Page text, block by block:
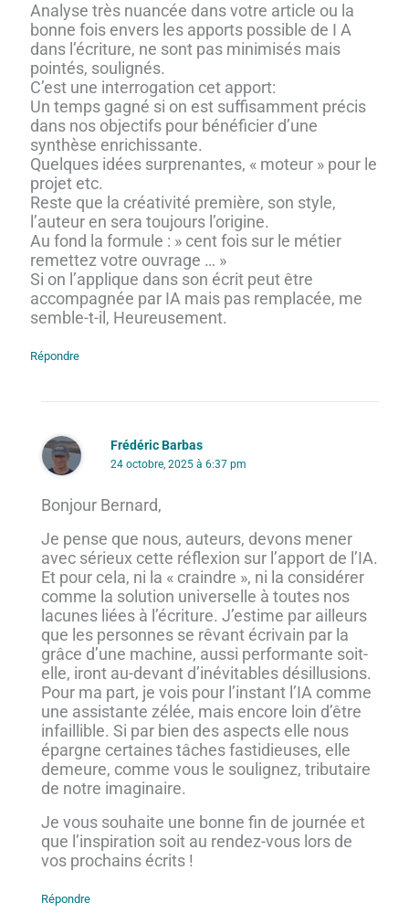
Analyse très nuancée dans votre article ou la
bonne fois envers les apports possible de I A
dans l’écriture, ne sont pas minimisés mais
pointés, soulignés.
C’est une interrogation cet apport:
Un temps gagné si on est suffisamment précis
dans nos objectifs pour bénéficier d’une
synthèse enrichissante.
Quelques idées surprenantes, « moteur » pour le
projet etc.
Reste que la créativité première, son style,
l’auteur en sera toujours l’origine.
Au fond la formule : » cent fois sur le métier
remettez votre ouvrage … »
Si on l’applique dans son écrit peut être
accompagnée par IA mais pas remplacée, me
semble-t-il, Heureusement.
Répondre
Frédéric Barbas
24 octobre, 2025 à 6:37 pm
Bonjour Bernard,
Je pense que nous, auteurs, devons mener
avec sérieux cette réflexion sur l’apport de l’IA.
Et pour cela, ni la « craindre », ni la considérer
comme la solution universelle à toutes nos
lacunes liées à l’écriture. J’estime par ailleurs
que les personnes se rêvant écrivain par la
grâce d’une machine, aussi performante soit-
elle, iront au-devant d’inévitables désillusions.
Pour ma part, je vois pour l’instant l’IA comme
une assistante zélée, mais encore loin d’être
infaillible. Si par bien des aspects elle nous
épargne certaines tâches fastidieuses, elle
demeure, comme vous le soulignez, tributaire
de notre imaginaire.
Je vous souhaite une bonne fin de journée et
que l’inspiration soit au rendez-vous lors de
vos prochains écrits !
Répondre